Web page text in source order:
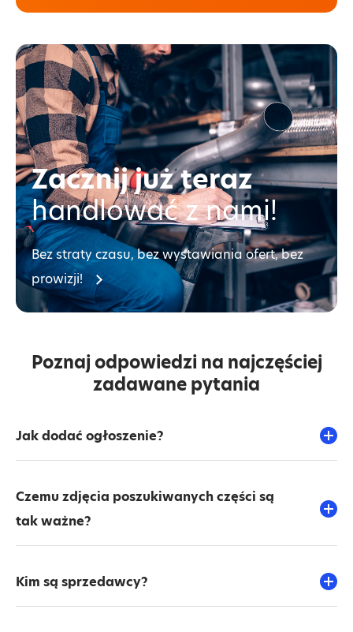
Zacznij już teraz
handlować z nami!
Bez straty czasu, bez wystawiania ofert, bez
prowizji!
Poznaj odpowiedzi na najczęściej
zadawane pytania
Jak dodać ogłoszenie?
Czemu zdjęcia poszukiwanych części są
tak ważne?
Kim są sprzedawcy?